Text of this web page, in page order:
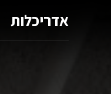
אדריכלות